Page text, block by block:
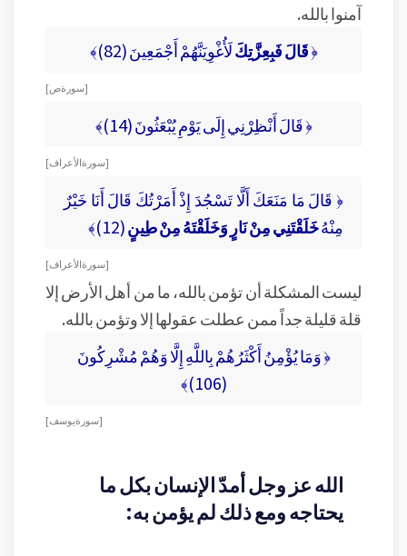
آمنوا بالله.
﴿قَالَ فَبِعِزَّتِكَلَأُغْوِيَنَّهُمْ أَجْمَعِينَ (82)﴾
[ سورة ص ]
﴿ قَالَ أَنْظِرْنِي إِلَى يَوْمِ يُبْعَثُونَ (14)﴾
[ سورة الأعراف ]
﴿ قَالَ مَا مَنَعَكَ أَلَّا تَسْجُدَ إِذْ أَمَرْتُكَ قَالَ أَنَا خَيْرٌ
مِنْهُخَلَقْتَنِي مِنْ نَارٍ وَخَلَقْتَهُ مِنْ طِينٍ(12)﴾
[ سورة الأعراف ]
ليست المشكلة أن تؤمن بالله، ما من أهل الأرض إلا
قلة قليلة جداً ممن عطلت عقولها إلا وتؤمن بالله.
﴿ وَمَا يُؤْمِنُ أَكْثَرُهُمْ بِاللَّهِ إِلَّا وَهُمْ مُشْرِكُونَ
(106)﴾
[ سورة يوسف ]
الله عز وجل أمدّ الإنسان بكل ما
يحتاجه ومع ذلك لم يؤمن به: